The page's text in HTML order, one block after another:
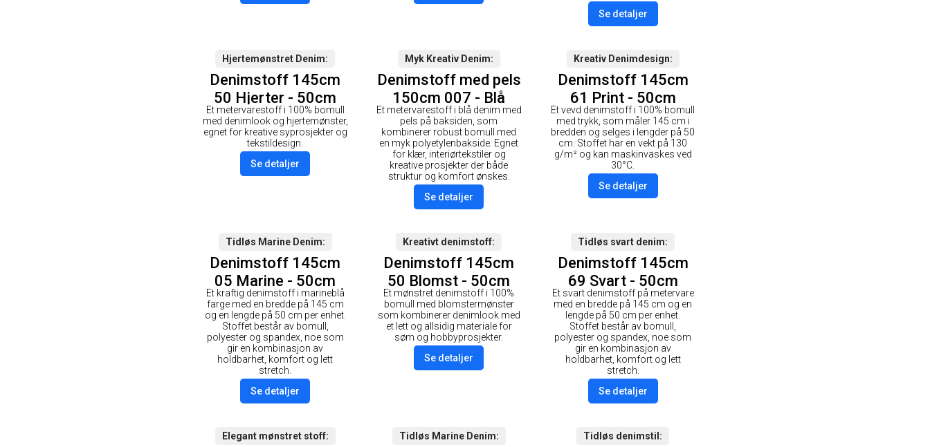
Se detaljer
Hjertemønstret Denim
Denimstoff 145cm
50 Hjerter - 50cm
Et metervarestoff i 100% bomull
med denimlook og hjertemønster,
egnet for kreative syprosjekter og
tekstildesign.
Se detaljer
Myk Kreativ Denim
Denimstoff med pels
150cm 007 - Blå
Et metervarestoff i blå denim med
pels på baksiden, som
kombinerer robust bomull med
en myk polyetylenbakside. Egnet
for klær, interiørtekstiler og
kreative prosjekter der både
struktur og komfort ønskes.
Se detaljer
Kreativ Denimdesign
Denimstoff 145cm
61 Print - 50cm
Et vevd denimstoff i 100% bomull
med trykk, som måler 145 cm i
bredden og selges i lengder på 50
cm. Stoffet har en vekt på 130
g/m² og kan maskinvaskes ved
30°C.
Se detaljer
Tidløs Marine Denim
Denimstoff 145cm
05 Marine - 50cm
Et kraftig denimstoff i marineblå
farge med en bredde på 145 cm
og en lengde på 50 cm per enhet.
Stoffet består av bomull,
polyester og spandex, noe som
gir en kombinasjon av
holdbarhet, komfort og lett
stretch.
Se detaljer
Kreativt denimstoff
Denimstoff 145cm
50 Blomst - 50cm
Et mønstret denimstoff i 100%
bomull med blomstermønster
som kombinerer denimlook med
et lett og allsidig materiale for
søm og hobbyprosjekter.
Se detaljer
Tidløs svart denim
Denimstoff 145cm
69 Svart - 50cm
Et svart denimstoff på metervare
med en bredde på 145 cm og en
lengde på 50 cm per enhet.
Stoffet består av bomull,
polyester og spandex, noe som
gir en kombinasjon av
holdbarhet, komfort og lett
stretch.
Se detaljer
Elegant mønstret stoff Tidløs Marine Denim Tidløs denimstil